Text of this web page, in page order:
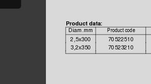
Product data:
Diam.mm 
2,5x300 70522510
3,2x350 70523210